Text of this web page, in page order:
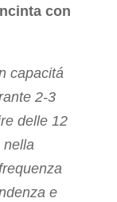
con
capacitá
2-3
delle 12
nella
e